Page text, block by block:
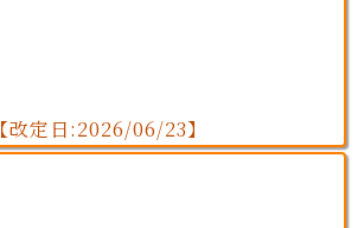
【改定日:2026/06/23】